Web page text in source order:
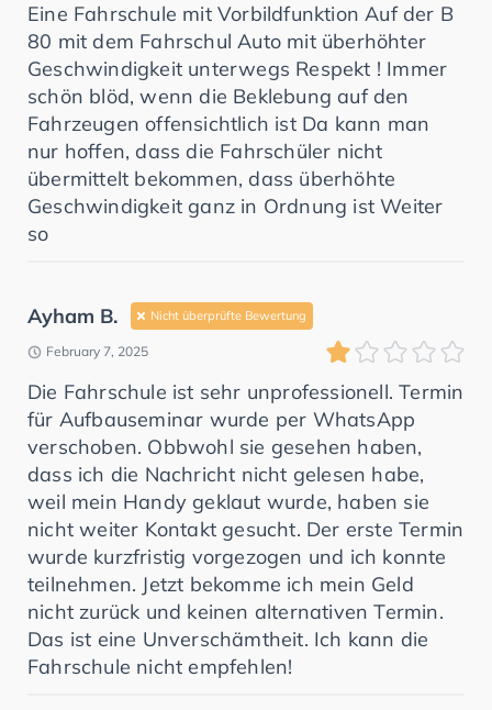
Eine Fahrschule mit Vorbildfunktion Auf der B
80 mit dem Fahrschul Auto mit überhöhter
Geschwindigkeit unterwegs Respekt ! Immer
schön blöd, wenn die Beklebung auf den
Fahrzeugen offensichtlich ist Da kann man
nur hoffen, dass die Fahrschüler nicht
übermittelt bekommen, dass überhöhte
Geschwindigkeit ganz in Ordnung ist Weiter
so
Ayham B. Nicht überprüfte Bewertung
February 7, 2025
Die Fahrschule ist sehr unprofessionell. Termin
für Aufbauseminar wurde per WhatsApp
verschoben. Obbwohl sie gesehen haben,
dass ich die Nachricht nicht gelesen habe,
weil mein Handy geklaut wurde, haben sie
nicht weiter Kontakt gesucht. Der erste Termin
wurde kurzfristig vorgezogen und ich konnte
teilnehmen. Jetzt bekomme ich mein Geld
nicht zurück und keinen alternativen Termin.
Das ist eine Unverschämtheit. Ich kann die
Fahrschule nicht empfehlen!